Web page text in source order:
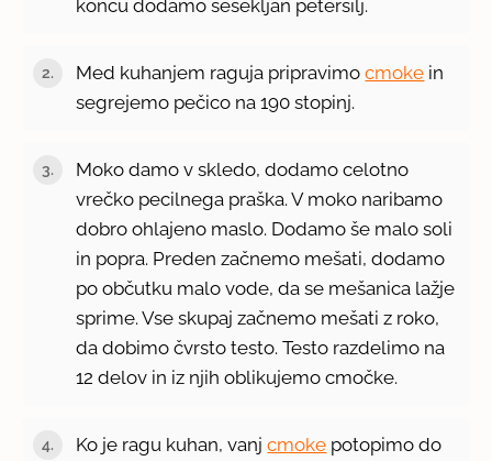
koncu dodamo sesekljan peteršilj.
Med kuhanjem raguja pripravimocmoke in
segrejemo pečico na 190 stopinj.
Moko damo v skledo, dodamo celotno
vrečko pecilnega praška. V moko naribamo
dobro ohlajeno maslo. Dodamo še malo soli
in popra. Preden začnemo mešati, dodamo
po občutku malo vode, da se mešanica lažje
sprime. Vse skupaj začnemo mešati z roko,
da dobimo čvrsto testo. Testo razdelimo na
12 delov in iz njih oblikujemo cmočke.
Ko je ragu kuhan, vanjcmoke potopimo do